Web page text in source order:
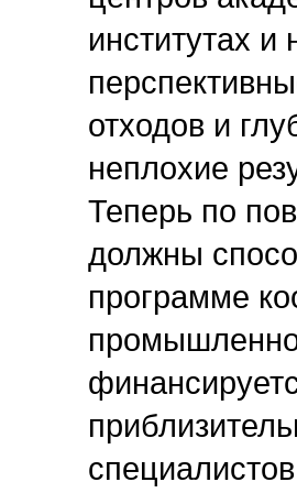
институтах
отходов и
неплохие
Теперь по
должны
программе